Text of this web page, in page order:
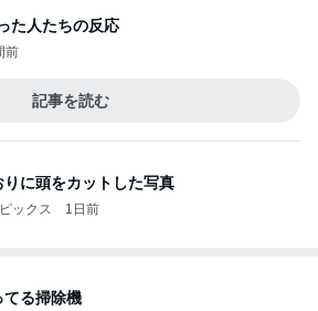
た人たちの反応
前
記事を読む
りに頭をカットした写真
ックス 1日前
てる掃除機